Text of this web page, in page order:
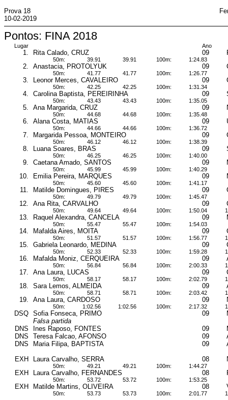
Prova 18
10-02-2019
Pontos: FINA 2018
Lugar Ano
1. Rita Calado, CRUZ 09
50m: 39.91 39.91 100m: 1:24.83
2. Anastacia, PROTOLYUK 09
50m: 41.77 41.77 100m: 1:26.77
3. Leonor Merces, CAVALEIRO 09
50m: 42.25 42.25 100m: 1:31.34
4. Carolina Baptista, PEREIRINHA 09
50m: 43.43 43.43 100m: 1:35.05
5. Ana Margarida, CRUZ 09
50m: 44.68 44.68 100m: 1:35.48
6. Alana Costa, MATIAS 09
50m: 44.66 44.66 100m: 1:36.72
7. Margarida Pessoa, MONTEIRO 09
50m: 46.12 46.12 100m: 1:38.39
8. Luana Soares, BRAS 09
50m: 46.25 46.25 100m: 1:40.00
9. Caetana Amado, SANTOS 09
50m: 45.99 45.99 100m: 1:40.29
10. Emilia Pereira, MARQUES 09
50m: 45.60 45.60 100m: 1:41.17
11. Matilde Domingues, PIRES 09
50m: 49.79 49.79 100m: 1:45.47
12. Ana Rita, CARVALHO 09
50m: 49.64 49.64 100m: 1:50.04
13. Raquel Alexandra, CANCELA 09
50m: 55.47 55.47 100m: 1:54.03
14. Mafalda Aires, MOITA 09
50m: 51.57 51.57 100m: 1:56.77
15. Gabriela Leonardo, MEDINA 09
50m: 52.33 52.33 100m: 1:59.28
16. Mafalda Moniz, CERQUEIRA 09
50m: 56.84 56.84 100m: 2:00.33
17. Ana Laura, LUCAS 09
50m: 58.17 58.17 100m: 2:02.79
18. Sara Lemos, ALMEIDA 09
50m: 58.71 58.71 100m: 2:03.42
19. Ana Laura, CARDOSO 09
50m: 1:02.56 1:02.56 100m: 2:17.32
DSQ Sofia Fonseca, PRIMO 09
Falsa partida
DNS
Ines Raposo, FONTES 09
DNS
Teresa Falcao, AFONSO 09
DNS
Maria Filipa, BAPTISTA 09
EXH
Laura Carvalho, SERRA 08
50m: 49.21 49.21 100m: 1:44.27
EXH Laura Carvalho, FERNANDES 08
50m: 53.72 53.72 100m: 1:53.25
EXH Matilde Martins, OLIVEIRA 08
50m: 53.73 53.73 100m: 2:01.77